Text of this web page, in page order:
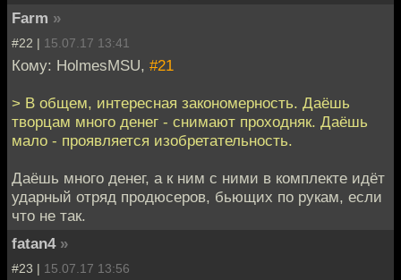
Farm »
#22 | 15.07.17 13:41
Кому: HolmesMSU, #21
> В общем, интересная закономерность. Даёшь
творцам много денег - снимают проходняк. Даёшь
мало - проявляется изобретательность.
Даёшь много денег, а к ним с ними в комплекте идёт
ударный отряд продюсеров, бьющих по рукам, если
что не так.
fatan4 »
#23 | 15.07.17 13:56